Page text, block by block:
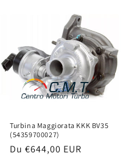
Turbina Maggiorata KKK BV35
(54359700027)
Prix
Du €644,00 EUR